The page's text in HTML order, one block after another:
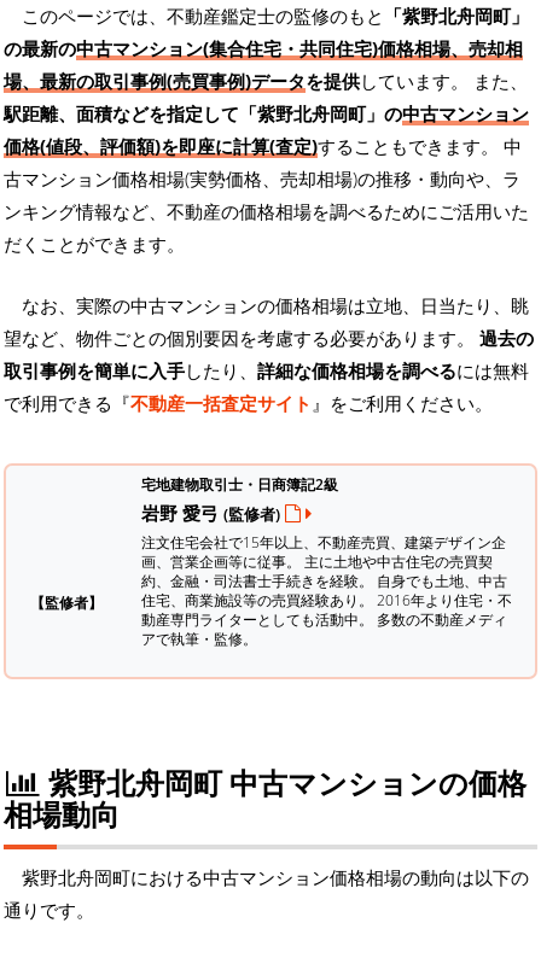
このページでは、不動産鑑定士の監修のもと 「紫野北舟岡町」
の最新の中古マンション(集合住宅・共同住宅)価格相場、売却相
場、最新の取引事例(売買事例)データを提供しています。 また、
駅距離、面積などを指定して「紫野北舟岡町」の中古マンション
価格(値段、評価額)を即座に計算(査定)することもできます。 中
古マンション価格相場(実勢価格、売却相場)の推移・動向や、ラ
ンキング情報など、不動産の価格相場を調べるためにご活用いた
だくことができます。
なお、実際の中古マンションの価格相場は立地、日当たり、眺
望など、物件ごとの個別要因を考慮する必要があります。 過去の
取引事例を簡単に入手したり、 詳細な価格相場を調べるには無料
で利用できる『不動産一括査定サイト 』をご利用ください。
【監修者】
宅地建物取引士・日商簿記2級
岩野 愛弓 (監修者)
注文住宅会社で15年以上、不動産売買、建築デザイン企
画、営業企画等に従事。 主に土地や中古住宅の売買契
約、金融・司法書士手続きを経験。 自身でも土地、中古
住宅、商業施設等の売買経験あり。 2016年より住宅・不
動産専門ライターとしても活動中。 多数の不動産メディ
アで執筆・監修。
紫野北舟岡町 中古マンションの価格
相場動向
紫野北舟岡町における中古マンション価格相場の動向は以下の
通りです。